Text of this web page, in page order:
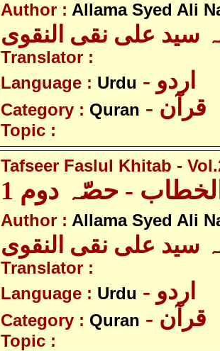
Author : Allama Syed Ali
سید علی نقی النقوی
Translator :
Language : Urdu - اردو
Category : Quran - قرآن
Topic :
Tafseer Faslul Khitab -
- حصّہ دوم 1
Author : Allama Syed Ali
سید علی نقی النقوی
Translator :
Language : Urdu - اردو
Category : Quran - قرآن
Topic :